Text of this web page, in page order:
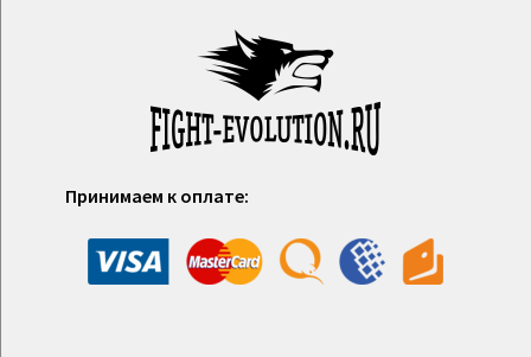
Принимаем к оплате: